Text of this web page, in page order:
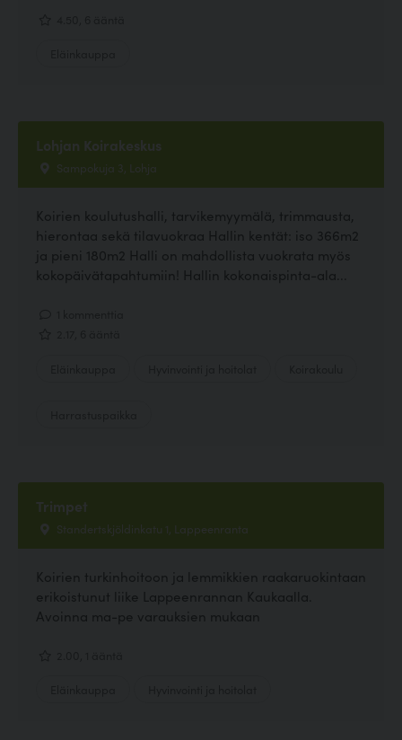
Lohjan Koirakeskus
Sampokuja 3, Lohja
Koirien koulutushalli, tarvikemyymälä, trimmausta,
hierontaa sekä tilavuokraa Hallin kentät: iso 366m2
ja pieni 180m2 Halli on mahdollista vuokrata myös
kokopäivätapahtumiin! Hallin kokonaispinta-ala...
Trimpet
Standertskjöldinkatu 1, Lappeenranta
Koirien turkinhoitoon ja lemmikkien raakaruokintaan
erikoistunut liike Lappeenrannan Kaukaalla.
Avoinna ma-pe varauksien mukaan